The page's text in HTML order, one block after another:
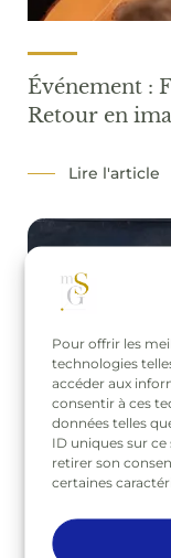
Pour offrir les
technologies
accéder aux
consentir à ces
données telles
ID uniques sur
retirer son
certaines
Événement :
Retour en
Lire l'article